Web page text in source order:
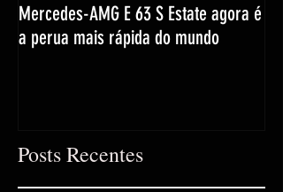
Mercedes-AMG E 63 S Estate agora é
a perua mais rápida do mundo
Posts Recentes